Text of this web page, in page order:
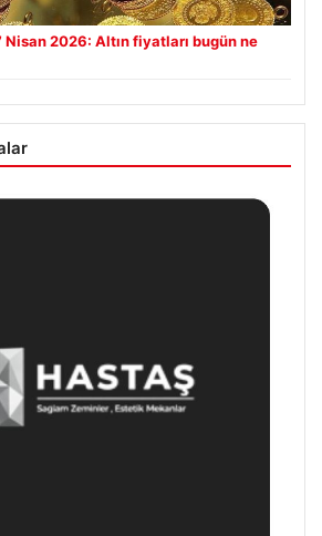
Nisan 2026: Altın fiyatları bugün ne